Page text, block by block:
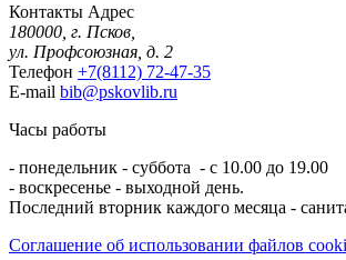
Контакты Адрес
180000, г. Псков,
ул. Профсоюзная, д. 2
Телефон +7(8112) 72-47-35
E-mail bib@pskovlib.ru
Часы работы
- понедельник - суббота - с 10.00 до 19.00
- воскресенье - выходной день.
Последний вторник каждого месяца -
Соглашение об использовании файлов